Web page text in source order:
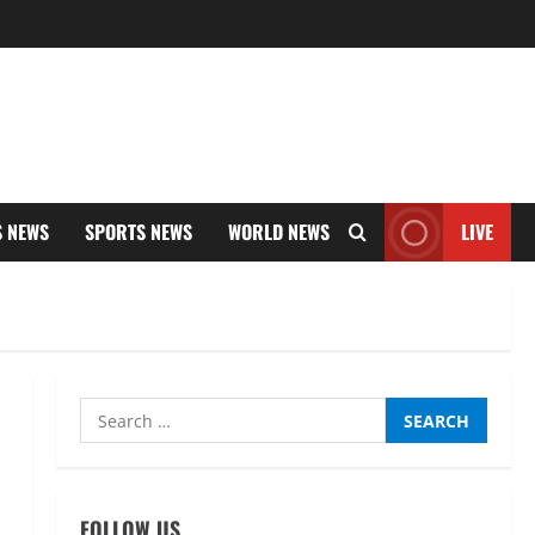
SPORTS NEWS WORLD NEWS LIVE
Search
for: